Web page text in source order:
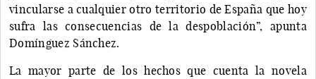
vincularse a cualquier otro territorio de España que hoy
sufra las consecuencias de la despoblación”, apunta
Domínguez Sánchez.
La mayor parte de los hechos que cuenta la novela